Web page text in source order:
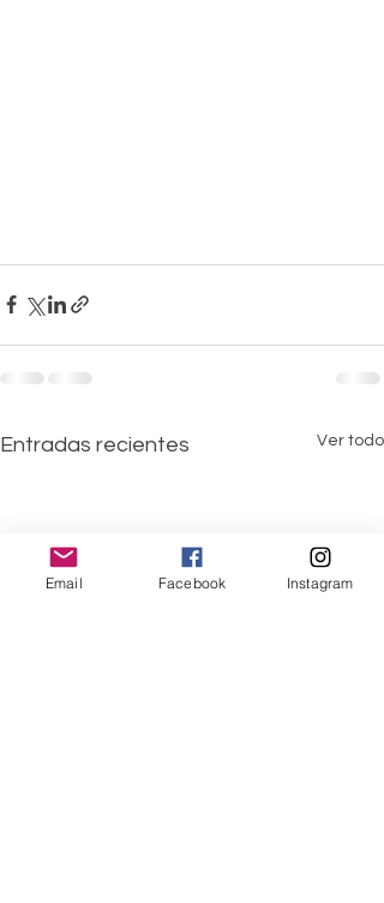
Entradas recientes Ver todo
Email Facebook Instagram